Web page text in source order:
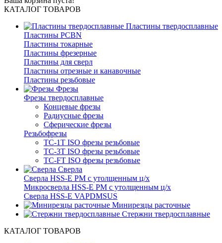
КАТАЛОГ ТОВАРОВ
Пластины твердосплавные
Пластины PCBN
Пластины токарные
Пластины фрезерные
Пластины для сверл
Пластины отрезные и канавочные
Пластины резьбовые
Фрезы
Фрезы твердосплавные
Концевые фрезы
Радиусные фрезы
Сферические фрезы
Резьбофрезы
TC-1T ISO фрезы резьбовые
TC-3T ISO фрезы резьбовые
TC-FT ISO фрезы резьбовые
Сверла
Cверла HSS-E PM c утолщенным ц/х
Микросверла HSS-E PM c утолщенным ц/х
Сверла HSS-E VAPDMSUS
Минирезцы расточные
Cтержни твердосплавные
КАТАЛОГ ТОВАРОВ